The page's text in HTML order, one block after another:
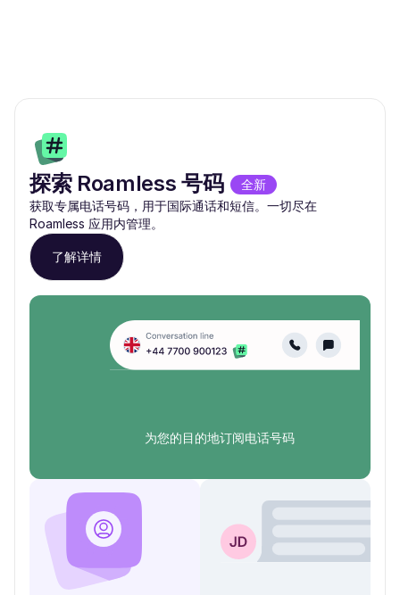
探索 Roamless 号码
全新
获取专属电话号码，用于国际通话和短信。一切尽在
Roamless 应用内管理。
了解详情
为您的目的地订阅电话号码